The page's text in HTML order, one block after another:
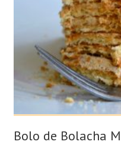
Bolo de Bolacha